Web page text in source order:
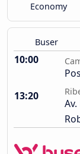
Economy
Buser
10:00
13:20